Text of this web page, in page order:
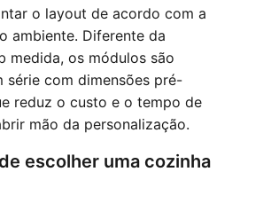
o layout de acordo com a
ambiente. Diferente da
medida, os módulos são
série com dimensões pré-
reduz o custo e o tempo de
mão da personalização.
escolher uma cozinha